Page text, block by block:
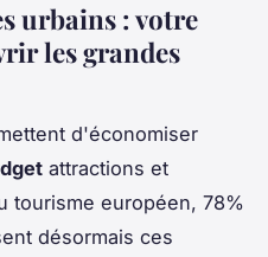
urbains : votre
les grandes
d'économiser
attractions et
tourisme européen, 78%
désormais ces